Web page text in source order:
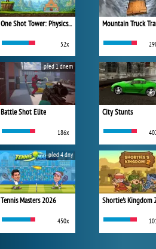
One Shot Tower: Physics Destroyer
52x
Battle Shot Elite
186x
před 1 dnem
Tennis Masters 2026
450x
před 4 dny
Mountain Truck
City Stunts
Shortie's Kingdom